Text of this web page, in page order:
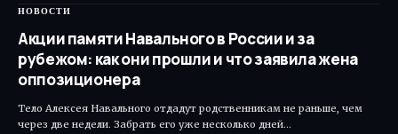
НОВОСТИ
Акции памяти Навального в России и за
рубежом: как они прошли и что заявила жена
оппозиционера
Тело Алексея Навального отдадут родственникам не раньше, чем
через две недели. Забрать его уже несколько дней…